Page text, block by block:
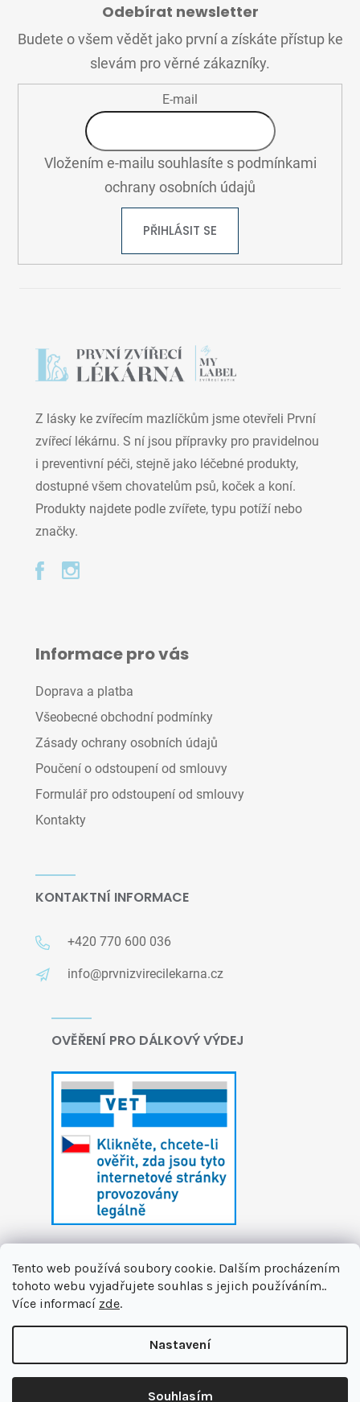
Tento web používá soubory cookie. Dalším procházením
tohoto webu vyjadřujete souhlas s jejich používáním..
Více informací zde.
Nastavení
Souhlasím
🏝️ Dáváme si letní pauzu. Připravujeme pro vás novinky a na
podzim se na vás těšíme v nové podobě. Jsme tu pro Vás na
Odebírat newsletter
Budete o všem vědět jako první a získáte přístup ke
slevám pro věrné zákazníky.
E-mail
Vložením e-mailu souhlasíte s podmínkami
ochrany osobních údajů
PŘIHLÁSIT SE
Z lásky ke zvířecím mazlíčkům jsme otevřeli První
zvířecí lékárnu. S ní jsou přípravky pro pravidelnou
i preventivní péči, stejně jako léčebné produkty,
dostupné všem chovatelům psů, koček a koní.
Produkty najdete podle zvířete, typu potíží nebo
značky.
Informace pro vás
Doprava a platba
Všeobecné obchodní podmínky
Zásady ochrany osobních údajů
Poučení o odstoupení od smlouvy
Formulář pro odstoupení od smlouvy
Kontakty
KONTAKTNÍ INFORMACE
+420 770 600 036
info@prvnizvirecilekarna.cz
OVĚŘENÍ PRO DÁLKOVÝ VÝDEJ
Copyright 2026První zvířecí lékárna. Všechna